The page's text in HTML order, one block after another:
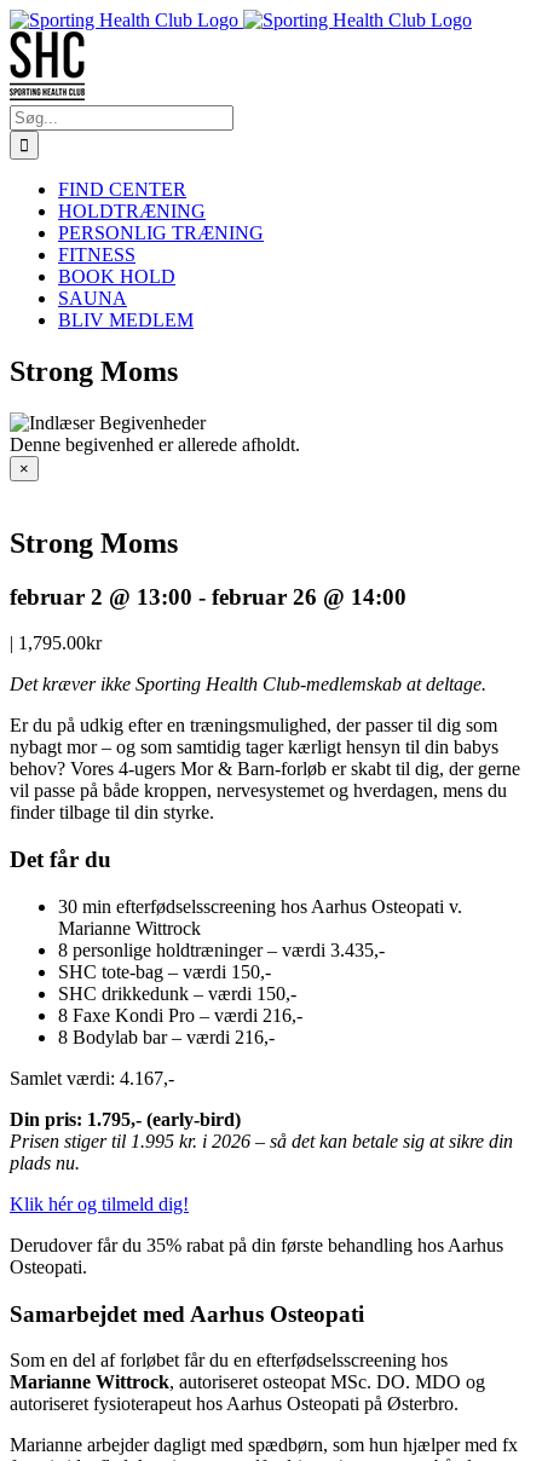
Skip
to
content
Søg
efter:
FIND CENTER
HOLDTRÆNING
PERSONLIG TRÆNING
FITNESS
BOOK HOLD
SAUNA
BLIV MEDLEM
Strong Moms
Denne begivenhed er allerede afholdt.
×
Strong Moms
februar 2 @ 13:00 - februar 26 @ 14:00
| 1,795.00kr
Det kræver ikke Sporting Health Club-medlemskab at deltage.
Er du på udkig efter en træningsmulighed, der passer til dig som
nybagt mor – og som samtidig tager kærligt hensyn til din babys
behov? Vores 4-ugers Mor & Barn-forløb er skabt til dig, der gerne
vil passe på både kroppen, nervesystemet og hverdagen, mens du
finder tilbage til din styrke.
Det får du
30 min efterfødselsscreening hos Aarhus Osteopati v.
Marianne Wittrock
8 personlige holdtræninger – værdi 3.435,-
SHC tote-bag – værdi 150,-
SHC drikkedunk – værdi 150,-
8 Faxe Kondi Pro – værdi 216,-
8 Bodylab bar – værdi 216,-
Samlet værdi: 4.167,-
Din pris: 1.795,- (early-bird)
Prisen stiger til 1.995 kr. i 2026 – så det kan betale sig at sikre din
plads nu.
Klik hér og tilmeld dig!
Derudover får du 35% rabat på din første behandling hos Aarhus
Osteopati.
Samarbejdet med Aarhus Osteopati
Som en del af forløbet får du en efterfødselsscreening hos
Marianne Wittrock, autoriseret osteopat MSc. DO. MDO og
autoriseret fysioterapeut hos Aarhus Osteopati på Østerbro.
Marianne arbejder dagligt med spædbørn, som hun hjælper med fx